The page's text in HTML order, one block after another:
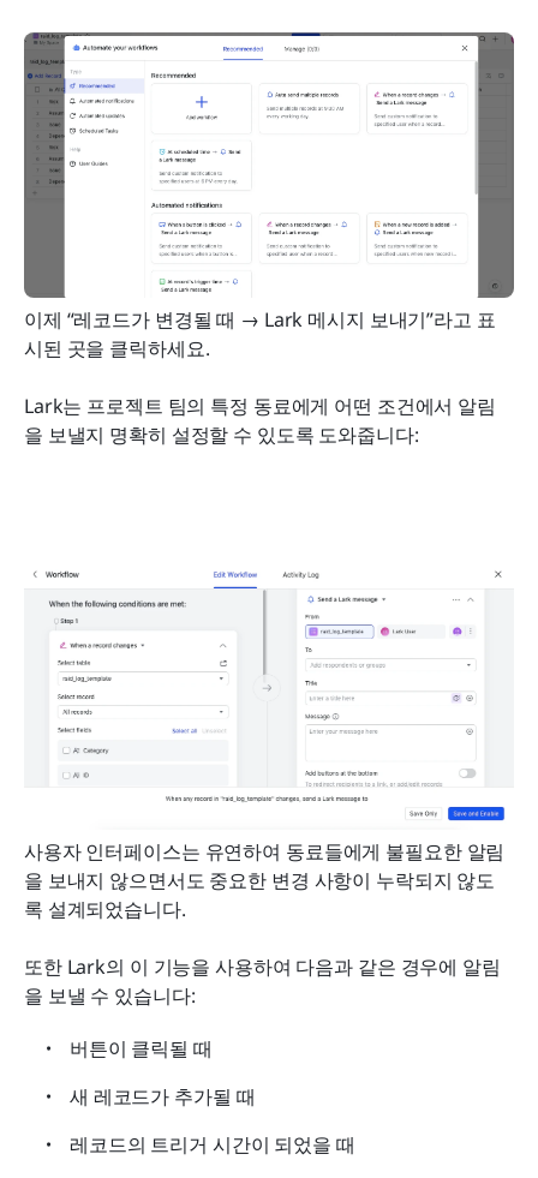
이제 “레코드가 변경될 때 → Lark 메시지 보내기”라고 표
시된 곳을 클릭하세요.
Lark는 프로젝트 팀의 특정 동료에게 어떤 조건에서 알림
을 보낼지 명확히 설정할 수 있도록 도와줍니다:
사용자 인터페이스는 유연하여 동료들에게 불필요한 알림
을 보내지 않으면서도 중요한 변경 사항이 누락되지 않도
록 설계되었습니다.
또한 Lark의 이 기능을 사용하여 다음과 같은 경우에 알림
을 보낼 수 있습니다:
버튼이 클릭될 때
새 레코드가 추가될 때
레코드의 트리거 시간이 되었을 때